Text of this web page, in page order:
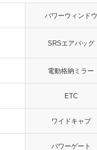
パワーウィンドウ
SRSエアバッグ
電動格納ミラー
ETC
ワイドキャブ
パワーゲート